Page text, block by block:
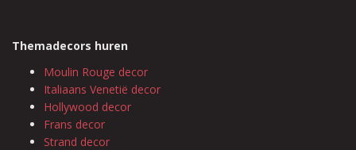
Themadecors huren
Moulin Rouge decor
Italiaans Venetië decor
Hollywood decor
Frans decor
Strand decor